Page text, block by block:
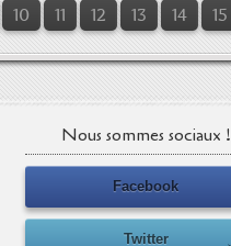
10 11 12 13 14 15
Nous sommes sociaux !
Facebook
Twitter